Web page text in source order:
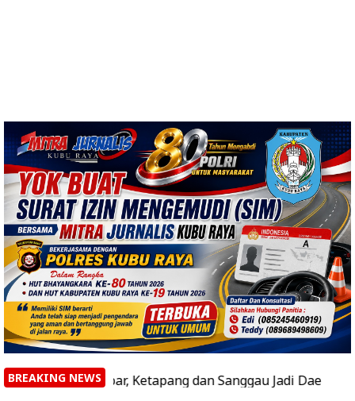
BREAKING NEWS
Kalbar, Ketapang dan Sanggau Jadi Daerah dengan